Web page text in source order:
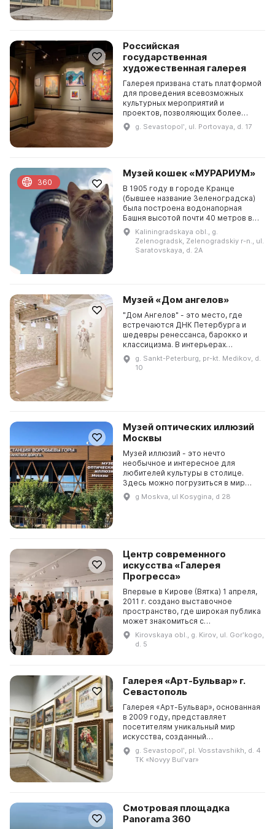
Российская
государственная
художественная галерея
Галерея призвана стать платформой
для проведения всевозможных
культурных мероприятий и
проектов, позволяющих более
глубоко изучить историю и культуру
России. На протяжении нескольких
g. Sevastopolʹ, ul. Portovaya, d. 17
Музей кошек «МУРАРИУМ»
В 1905 году в городе Кранце
(бывшее название Зеленоградска)
была построена водонапорная
Башня высотой почти 40 метров в
стиле исторической эклектики. Она
стала городским символом и была
одной из г...
Kaliningradskaya obl., g.
Zelenogradsk, Zelenogradskiy r-n., ul.
Saratovskaya, d. 2A
360
Музей «Дом ангелов»
"Дом Ангелов" - это место, где
встречаются ДНК Петербурга и
шедевры ренессанса, барокко и
классицизма. В интерьерах
присутствуют арки, массивные
люстры, настенные бра, рельефные
g. Sankt-Peterburg, pr-kt. Medikov, d.
10
Музей оптических иллюзий
Москвы
Музей иллюзий - это нечто
необычное и интересное для
любителей культуры в столице.
Здесь можно погрузиться в мир
оптических иллюзий, которые
превращаются в реальность. Над
g Moskva, ul Kosygina, d 28
Центр современного
искусства «Галерея
Прогресса»
Впервые в Кирове (Вятка) 1 апреля,
2011 г. создано выставочное
пространство, где широкая публика
может знакомиться с
произведениями современного
искусства российских и зарубежных
Kirovskaya obl., g. Kirov, ul. Gorʹkogo,
d. 5
Галерея «Арт-Бульвар» г.
Севастополь
Галерея «Арт-Бульвар», основанная
в 2009 году, представляет
посетителям уникальный мир
искусства, созданный
профессиональными художниками
XIX–XXI веков. В арт-галерее
представлены произведения
g. Sevastopolʹ, pl. Vosstavshikh, d. 4
TK «Novyy Bulʹvar»
Смотровая площадка
Panorama 360